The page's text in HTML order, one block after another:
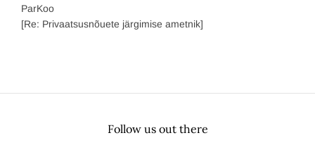
ParKoo
[Re: Privaatsusnõuete järgimise ametnik]
Follow us out there